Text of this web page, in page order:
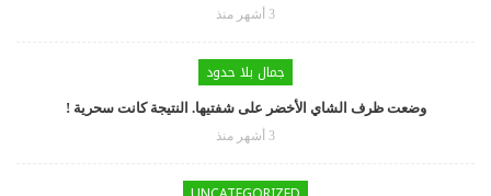
3 أشهر منذ
جمال بلا حدود
وضعت ظرف الشاي الأخضر على شفتيها. النتيجة كانت سحرية !
3 أشهر منذ